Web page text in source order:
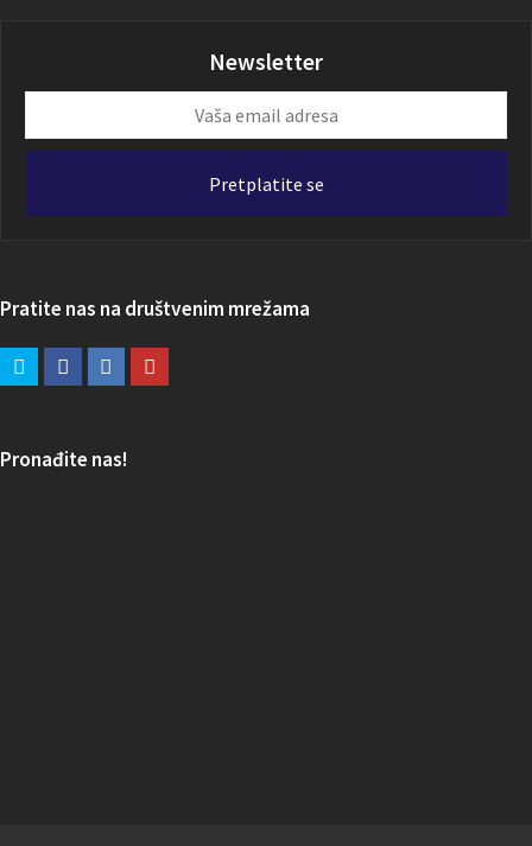
Newsletter
email
Pretplatite se
Pratite nas na društvenim mrežama
Pronađite nas!